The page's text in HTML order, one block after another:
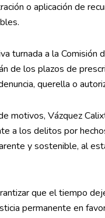
o aplicación de
turnada a la
de los plazos de
querella o
motivos, Vázquez
a los delitos por
y sostenible, al
que el tiempo
permanente en